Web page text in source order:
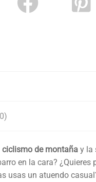
ciclismo de montaña y la
en la cara? ¿Quieres
usas un atuendo